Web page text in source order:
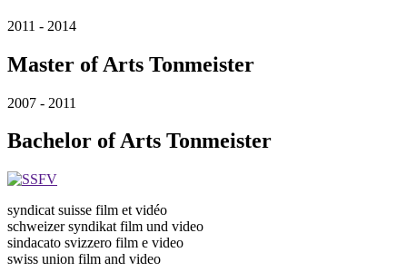
2011 - 2014
Master of Arts Tonmeister
2007 - 2011
Bachelor of Arts Tonmeister
syndicat suisse film et vidéo
schweizer syndikat film und video
sindacato svizzero film e video
swiss union film and video